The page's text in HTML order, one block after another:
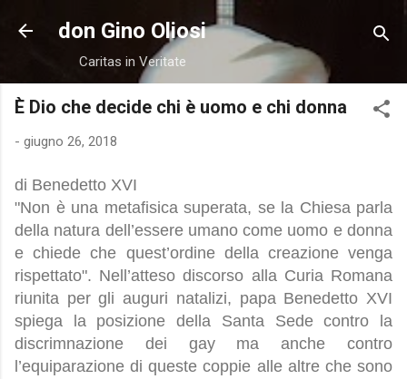
Passa ai contenuti principali
don Gino Oliosi
Caritas in Veritate
È Dio che decide chi è uomo e chi donna
- giugno 26, 2018
di Benedetto XVI
"Non è una metafisica superata, se la Chiesa parla
della natura dell’essere umano come uomo e donna
e chiede che quest’ordine della creazione venga
rispettato". Nell’atteso discorso alla Curia Romana
riunita per gli auguri natalizi, papa Benedetto XVI
spiega la posizione della Santa Sede contro la
discrimnazione dei gay ma anche contro
l’equiparazione di queste coppie alle altre che sono